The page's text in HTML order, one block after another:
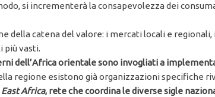
si incrementerà la consapevolezza dei
della catena del valore: i mercati locali e
più vasti.
dell’Africa orientale sono invogliati a
regione esistono già organizzazioni specifiche
Africa, rete che coordina le diverse sigle